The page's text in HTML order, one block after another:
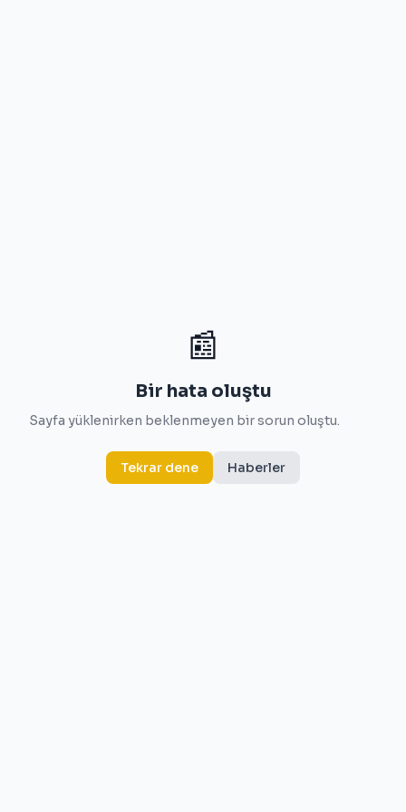
📰
Bir hata oluştu
Sayfa yüklenirken beklenmeyen bir sorun oluştu.
Tekrar dene Haberler